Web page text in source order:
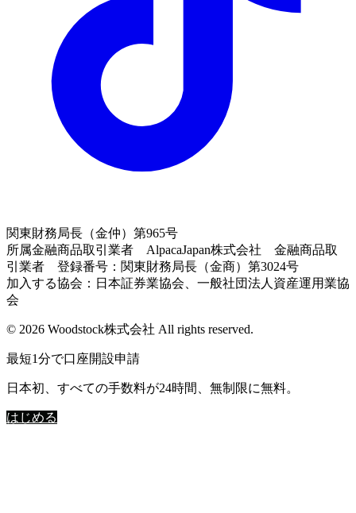
関東財務局長（金仲）第965号
所属金融商品取引業者 AlpacaJapan株式会社 金融商品取
引業者 登録番号：関東財務局長（金商）第3024号
加入する協会：日本証券業協会、一般社団法人資産運用業協
会
© 2026 Woodstock株式会社 All rights reserved.
最短1分で口座開設申請
日本初、すべての手数料が24時間、無制限に無料。
はじめる